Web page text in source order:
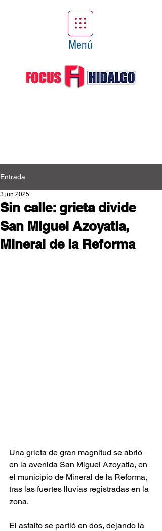
Menú
Entrada
Sin calle: grieta divide
San Miguel Azoyatla,
Mineral de la Reforma
3 jun 2025
Una grieta de gran magnitud se abrió
en la avenida San Miguel Azoyatla, en
el municipio de Mineral de la Reforma,
tras las fuertes lluvias registradas en la
zona.
El asfalto se partió en dos, dejando la